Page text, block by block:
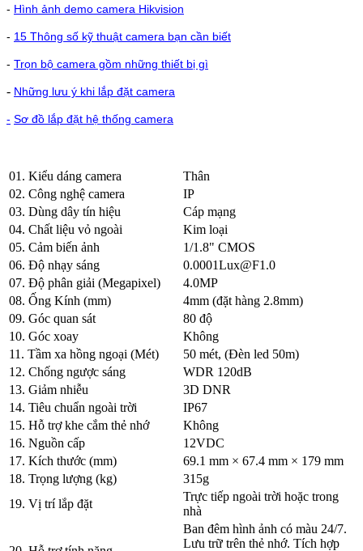
- Hình ảnh demo camera Hikvision
- 15 Thông số kỹ thuật camera bạn cần biết
- Trọn bộ camera gồm những thiết bị gì
- Những lưu ý khi lắp đặt camera
- Sơ đồ lắp đặt hệ thống camera
01. Kiểu dáng camera
Thân
02. Công nghệ camera
IP
03. Dùng dây tín hiệu
Cáp mạng
04. Chất liệu vỏ ngoài
Kim loại
05. Cảm biến ảnh
1/1.8" CMOS
06. Độ nhạy sáng
0.0001Lux@F1.0
07. Độ phân giải (Megapixel)
4.0MP
08. Ống Kính (mm)
4mm (đặt hàng 2.8mm)
09. Góc quan sát
80 độ
10. Góc xoay
Không
11. Tầm xa hồng ngoại (Mét)
50 mét, (Đèn led 50m)
12. Chống ngược sáng
WDR 120dB
13. Giảm nhiễu
3D DNR
14. Tiêu chuẩn ngoài trời
IP67
15. Hỗ trợ khe cắm thẻ nhớ
Không
16. Nguồn cấp
12VDC
17. Kích thước (mm)
69.1 mm × 67.4 mm × 179 mm
18. Trọng lượng (kg)
315g
19. Vị trí lắp đặt
Trực tiếp ngoài trời hoặc trong
nhà
Ban đêm hình ảnh có màu 24/7.
Lưu trữ trên thẻ nhớ. Tích hợp